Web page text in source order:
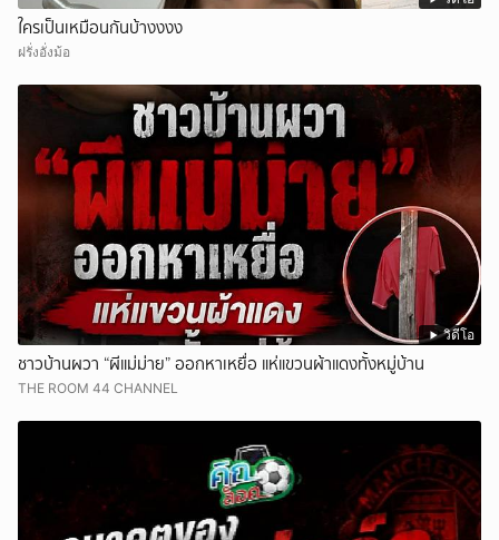
ใครเป็นเหมือนกันบ้างงงง
ฝรั่งอั่งม้อ
วิดีโอ
ชาวบ้านผวา “ผีแม่ม่าย” ออกหาเหยื่อ แห่แขวนผ้าแดงทั้งหมู่บ้าน
THE ROOM 44 CHANNEL